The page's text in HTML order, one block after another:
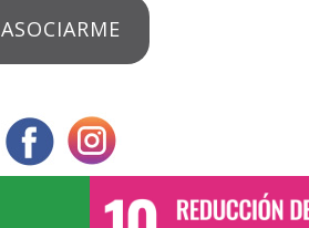
ASOCIARME